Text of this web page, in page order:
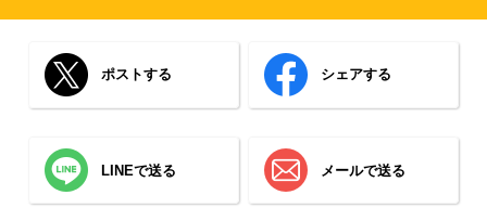
ポストする シェアする
LINEで送る メールで送る